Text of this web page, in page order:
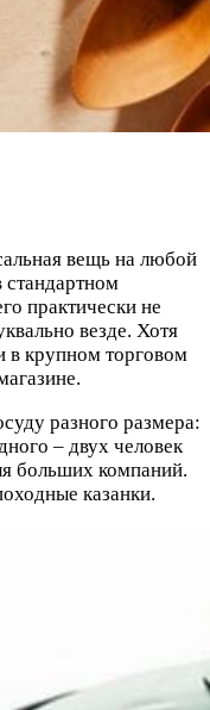
вещь на любой
практически не
везде. Хотя
в крупном торговом
разного размера:
– двух человек
больших компаний.
казанки.